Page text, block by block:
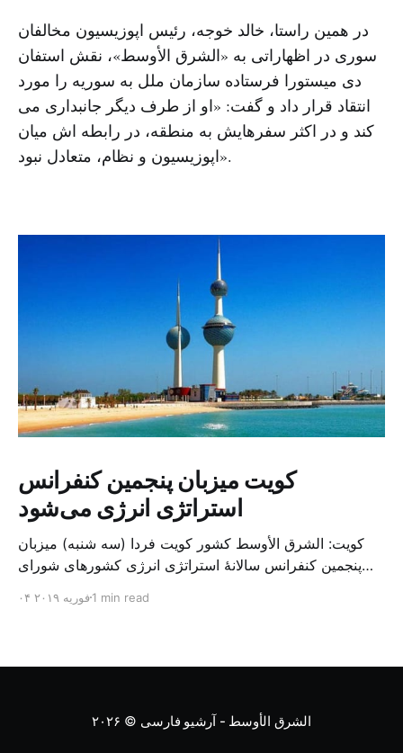
در همین راستا، خالد خوجه، رئیس اپوزیسیون مخالفان
سوری در اظهاراتی به «الشرق الأوسط»، نقش استفان
دی میستورا فرستاده سازمان ملل به سوریه را مورد
انتقاد قرار داد و گفت: «او از طرف دیگر جانبداری می
کند و در اکثر سفرهایش به منطقه، در رابطه اش میان
اپوزیسیون و نظام، متعادل نبود».
کویت میزبان پنجمین کنفرانس
استراتژی انرژی می‌شود
کویت: الشرق الأوسط کشور کویت فردا (سه شنبه) میزبان
پنجمین کنفرانس سالانهٔ استراتژی انرژی کشورهای شورای
متخصص از شرکت‌های جهانی نفت و گاز در این کنفرانس
۰۴ فوریه ۲۰۱۹1 min read
الشرق الأوسط - آرشیو فارسی © ۲۰۲۶